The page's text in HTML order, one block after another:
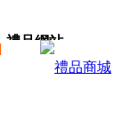
品網站。
禮品商城